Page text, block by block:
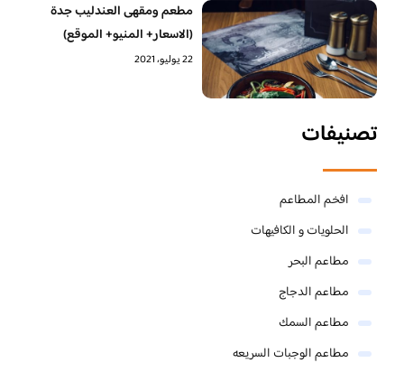
مطعم ومقهى العندليب جدة
(الاسعار+ المنيو+ الموقع)
22 يوليو، 2021
تصنيفات
افخم المطاعم
الحلويات و الكافيهات ‎
مطاعم البحر
مطاعم الدجاج
مطاعم السمك
مطاعم الوجبات السريعه